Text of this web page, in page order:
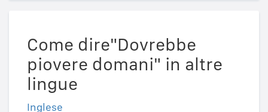
Come dire"Dovrebbe
piovere domani" in altre
lingue
Inglese